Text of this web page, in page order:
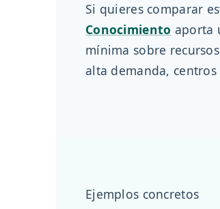
Si quieres comparar
Conocimiento aporta
mínima sobre
alta demanda,
Ejemplos concretos